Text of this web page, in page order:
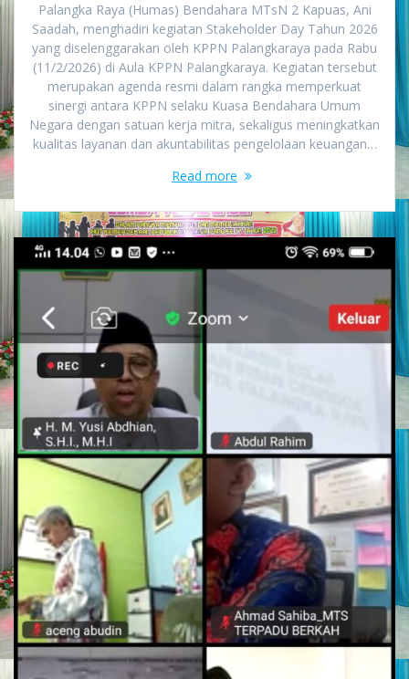
Palangka Raya (Humas) Bendahara MTsN 2 Kapuas, Ani
Saadah, menghadiri kegiatan Stakeholder Day Tahun 2026
yang diselenggarakan oleh KPPN Palangkaraya pada Rabu
(11/2/2026) di Aula KPPN Palangkaraya. Kegiatan tersebut
merupakan agenda resmi dalam rangka memperkuat
sinergi antara KPPN selaku Kuasa Bendahara Umum
Negara dengan satuan kerja mitra, sekaligus meningkatkan
kualitas layanan dan akuntabilitas pengelolaan keuangan…
Read more